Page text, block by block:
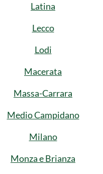
Latina
Lecco
Lodi
Macerata
Massa-Carrara
Medio Campidano
Milano
Monza e Brianza